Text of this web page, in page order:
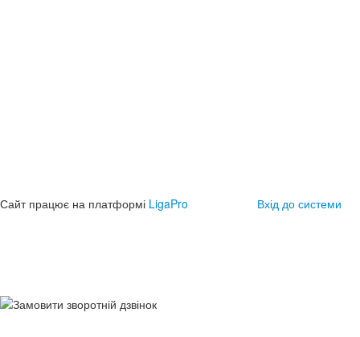
Сайт працює на платформі LigaPro Вхід до системи